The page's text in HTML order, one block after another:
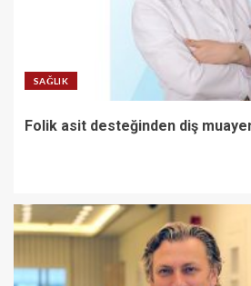
SAĞLIK
Folik asit desteğinden diş